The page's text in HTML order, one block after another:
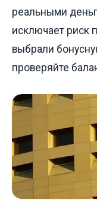
реальными
исключает риск
выбрали
проверяйте